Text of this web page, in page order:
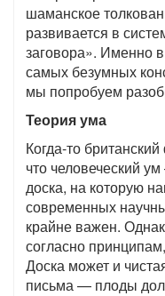
шаманское
развивается в
заговора». Именно
самых безумных
мы попробуем
Теория ума
Когда-то
что человеческий
доска, на которую
современных
крайне важен.
согласно
Доска может и
письма — плоды